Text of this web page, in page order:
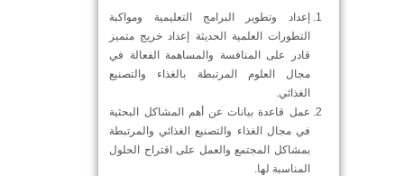
إعداد وتطوير البرامج التعليمية ومواكبة
التطورات العلمية الحديثة إعداد خريج متميز
قادر على المنافسة والمساهمة الفعالة في
مجال العلوم المرتبطة بالغذاء والتصنيع
الغذائي.
عمل قاعدة بيانات عن أهم المشاكل البحثية
في مجال الغذاء والتصنيع الغذائي والمرتبطة
بمشاكل المجتمع والعمل على اقتراح الحلول
المناسبة لها.